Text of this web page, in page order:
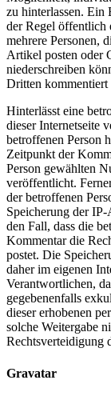
zu hinterlassen. Ein
der Regel öffentlich
mehrere Personen,
Artikel posten oder
niederschreiben
Dritten kommentiert
Hinterlässt eine
dieser Internetseite
betroffenen Person
Zeitpunkt der
Person gewählten
veröffentlicht.
der betroffenen
Speicherung der
den Fall, dass die
Kommentar die
postet. Die
daher im eigenen
Verantwortlichen,
gegebenenfalls
dieser erhobenen
solche Weitergabe
Rechtsverteidigung
Gravatar